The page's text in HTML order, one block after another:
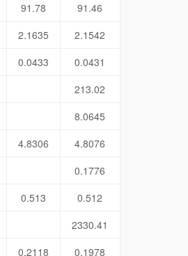
91.78
91.46
2.1635
2.1542
0.0433
0.0431
213.02
8.0645
4.8306
4.8076
0.1776
0.513
0.512
2330.41
0.2118
0.1978